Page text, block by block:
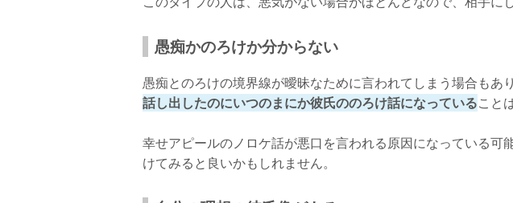
愚痴かのろけか分からない
愚痴とのろけの境界線が曖昧なために言われてしまう場合もあり
話し出したのにいつのまにか彼氏ののろけ話になっていること
幸せアピールのノロケ話が悪口を言われる原因になっている可
けてみると良いかもしれません。